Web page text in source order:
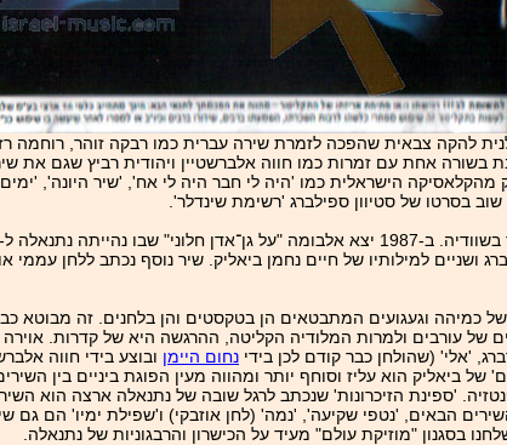
להקה צבאית שהפכה לזמרת שירה עברית כמו רבקה זוהר, רוחמה רז
בשורה אחת עם זמרות כמו חווה אלברשטיין ויהודית רביץ שגם את
הישראלית כמו 'היה לי חבר היה לי אח', 'שיר היונה',
בסרטו של סטיוון ספילברג 'רשימת שינדלר'.
ושניים למילותיו של חיים נחמן ביאליק. שיר נוסף נכתב ללחן
כמיהה וגעגועים המתבטאים הן בטקסטים והן בלחנים. זה מבוטא
של עורבים ולמרות המלודיה הקליטה, ההרגשה היא של קדרות.
'אלי' (שהולחן כבר קודם לכן בידי נחום היימן ובוצע בידי חווה
ביאליק הוא עליז וסוחף יותר ומהווה מעין הפוגת ביניים בין
'ספינת הזיכרונות' שנכתב לרגל שובה של נתנאלה ארצה הוא
עם נתנאלה לצד שיריה משנות ה-‏70. שלושת השירים הבאים, 'נטפי שקיעה', 'נמה' (לחן אוזבקי)
בסגנון "מוזיקת עולם" מעיד על הכישרון והרבגוניות של נתנאלה.